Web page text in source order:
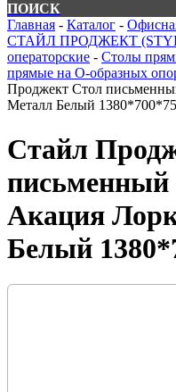
ПОИСК
Главная - Каталог -
СТАЙЛ ПРОДЖЕКТ
операторские - Столы
прямые на О-образных
Проджект Стол
Металл Белый
Стайл
письменный
Акация
Белый